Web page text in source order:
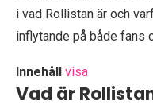
i vad Rollistan är och
inflytande på både fans
Innehåll visa
Vad är